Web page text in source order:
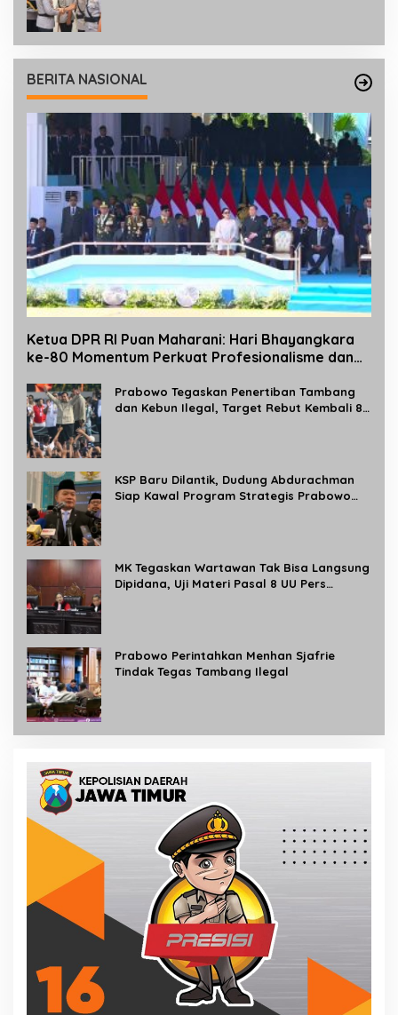
BERITA NASIONAL
Ketua DPR RI Puan Maharani: Hari Bhayangkara
ke-80 Momentum Perkuat Profesionalisme dan
Prabowo Tegaskan Penertiban Tambang
dan Kebun Ilegal, Target Rebut Kembali 8
KSP Baru Dilantik, Dudung Abdurachman
Siap Kawal Program Strategis Prabowo
MK Tegaskan Wartawan Tak Bisa Langsung
Dipidana, Uji Materi Pasal 8 UU Pers
Prabowo Perintahkan Menhan Sjafrie
Tindak Tegas Tambang Ilegal